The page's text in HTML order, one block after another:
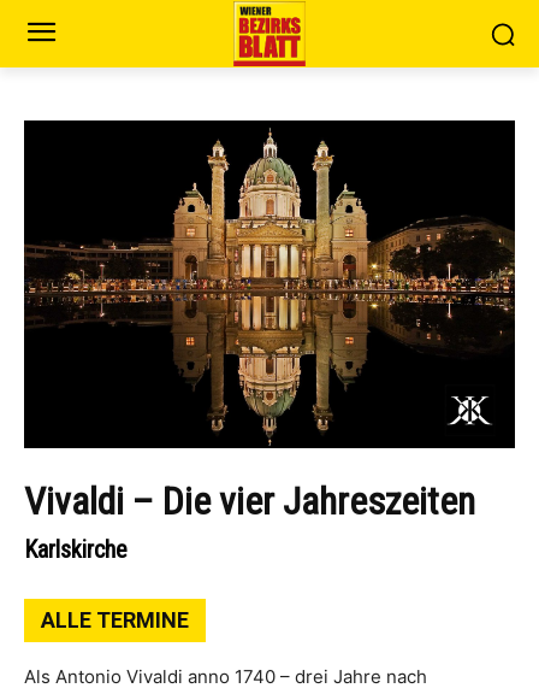
Vivaldi – Die vier Jahreszeiten
Karlskirche
ALLE TERMINE
Als Antonio Vivaldi anno 1740 – drei Jahre nach